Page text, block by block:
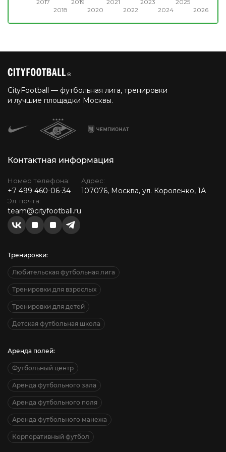
2017
2018
2019
2020
2021
2022
2023
2024
2025
2026
CityFootball — футбольная лига, тренировки
и лучшие площадки Москвы.
Контактная информация
Номер телефона:
+7 499 460-06-34
Эл. почта:
team@cityfootball.ru
Адрес:
107076, Москва, ул. Короленко, 1А
Тренировки:
Любительская футбольная лига
Тренировки для взрослых
Тренировки для детей
Детская футбольная школа
Аренда полей:
Футбольный центр
Аренда футбольного зала
Аренда футбольного поля
Аренда футбольного манежа
Корпоративный футбол